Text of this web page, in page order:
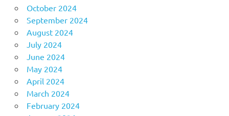
October 2024
September 2024
August 2024
July 2024
June 2024
May 2024
April 2024
March 2024
February 2024